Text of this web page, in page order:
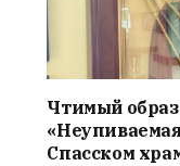
Чтимый
Спасском